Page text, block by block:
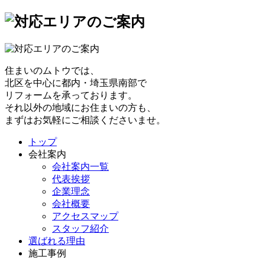
住まいのムトウでは、
北区を中心に都内・埼玉県南部で
リフォームを承っております。
それ以外の地域にお住まいの方も、
まずはお気軽にご相談くださいませ。
トップ
会社案内
会社案内一覧
代表挨拶
企業理念
会社概要
アクセスマップ
スタッフ紹介
選ばれる理由
施工事例